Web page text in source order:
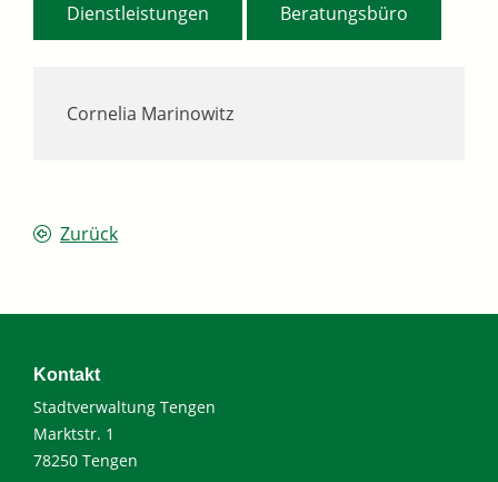
Cornelia Marinowitz
Dienstleistungen Beratungsbüro
Zurück
Kontakt
Stadtverwaltung Tengen
Marktstr. 1
78250 Tengen